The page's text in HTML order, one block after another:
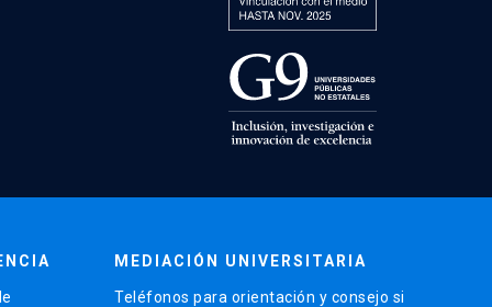
MEDIACIÓN UNIVERSITARIA
Teléfonos para orientación y consejo si